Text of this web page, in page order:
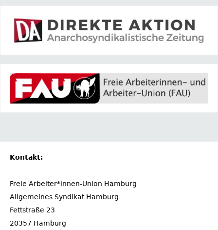
Kontakt:
Freie Arbeiter*innen-Union Hamburg
Allgemeines Syndikat Hamburg
Fettstraße 23
20357 Hamburg